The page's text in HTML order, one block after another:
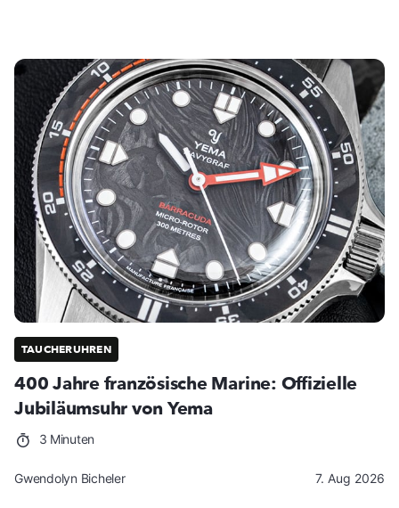
TAUCHERUHREN
400 Jahre französische Marine: Offizielle
Jubiläumsuhr von Yema
3 Minuten
Gwendolyn Bicheler 7. Aug 2026